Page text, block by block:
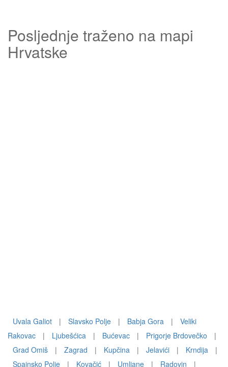
Posljednje traženo na mapi
Hrvatske
Uvala Galiot | Slavsko Polje | Babja Gora |
Veliki
Rakovac
| Ljubešćica | Bućevac | Prigorje Brdovečko
|
Grad Omiš
| Zagrad | Kupčina | Jelavići | Krndija
|
Spainsko Polje
| Kovačić | Umljane | Radovin
|